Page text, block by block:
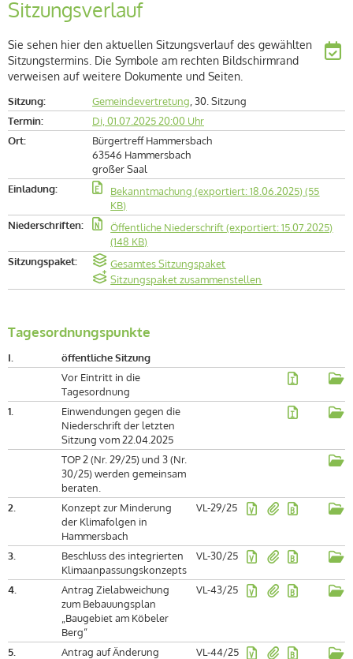
Sitzungsverlauf
Sie sehen hier den aktuellen Sitzungsverlauf des gewählten
Sitzungstermins. Die Symbole am rechten Bildschirmrand
verweisen auf weitere Dokumente und Seiten.
Sitzung: Gemeindevertretung , 30. Sitzung
Termin:
Di, 01.07.2025 20:00 Uhr
Ort:
Bürgertreff Hammersbach
63546 Hammersbach
großer Saal
Einladung:
Bekanntmachung (exportiert: 18.06.2025) (55
KB)
Niederschriften:
Öffentliche Niederschrift (exportiert: 15.07.2025)
(148 KB)
Sitzungspaket:
Gesamtes Sitzungspaket
Sitzungspaket zusammenstellen
Tagesordnungspunkte
I.
öffentliche Sitzung
Vor Eintritt in die
Tagesordnung
1.
Einwendungen gegen die
Niederschrift der letzten
Sitzung vom 22.04.2025
TOP 2 (Nr. 29/25) und 3 (Nr.
30/25) werden gemeinsam
beraten.
2.
Konzept zur Minderung
der Klimafolgen in
Hammersbach
VL-29/25
3.
Beschluss des integrierten
Klimaanpassungskonzepts
VL-30/25
4.
Antrag Zielabweichung
zum Bebauungsplan
„Baugebiet am Köbeler
Berg“
VL-43/25
5.
Antrag auf Änderung
VL-44/25